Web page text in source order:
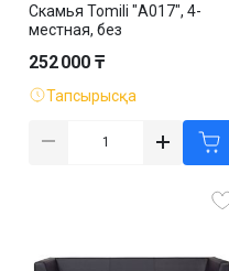
Скамья Tomili "А017", 4-
местная, без
ассорти
252 000 ₸
Тапсырысқа